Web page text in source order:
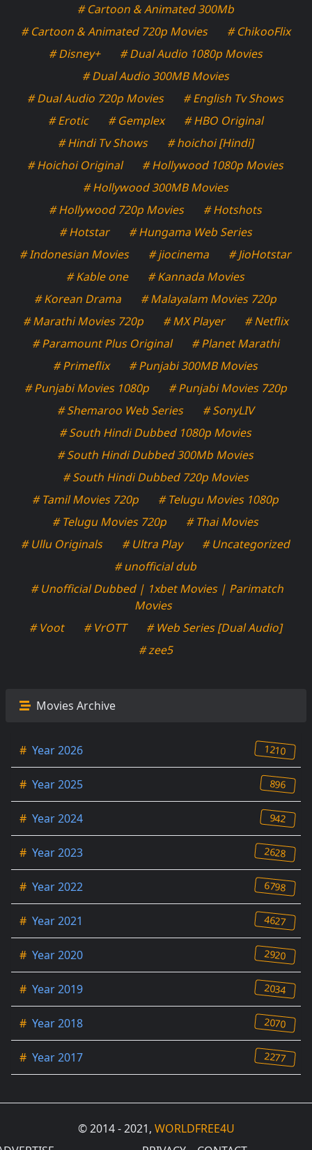
# Cartoon & Animated 300Mb
# Cartoon & Animated 720p Movies
# ChikooFlix
# Disney+
# Dual Audio 1080p Movies
# Dual Audio 300MB Movies
# Dual Audio 720p Movies
# English Tv Shows
# Erotic
# Gemplex
# HBO Original
# Hindi Tv Shows
# hoichoi [Hindi]
# Hoichoi Original
# Hollywood 1080p Movies
# Hollywood 300MB Movies
# Hollywood 720p Movies
# Hotshots
# Hotstar
# Hungama Web Series
# Indonesian Movies
# jiocinema
# JioHotstar
# Kable one
# Kannada Movies
# Korean Drama
# Malayalam Movies 720p
# Marathi Movies 720p
# MX Player
# Netflix
# Paramount Plus Original
# Planet Marathi
# Primeflix
# Punjabi 300MB Movies
# Punjabi Movies 1080p
# Punjabi Movies 720p
# Shemaroo Web Series
# SonyLIV
# South Hindi Dubbed 1080p Movies
# South Hindi Dubbed 300Mb Movies
# South Hindi Dubbed 720p Movies
# Tamil Movies 720p
# Telugu Movies 1080p
# Telugu Movies 720p
# Thai Movies
# Ullu Originals
# Ultra Play
# Uncategorized
# unofficial dub
# Unofficial Dubbed | 1xbet Movies | Parimatch
Movies
# Voot
# VrOTT
# Web Series [Dual Audio]
# zee5
Movies Archive
# Year 2026 1210
# Year 2025 896
# Year 2024 942
# Year 2023 2628
# Year 2022 6798
# Year 2021 4627
# Year 2020 2920
# Year 2019 2034
# Year 2018 2070
# Year 2017 2277
© 2014 - 2021, WORLDFREE4U